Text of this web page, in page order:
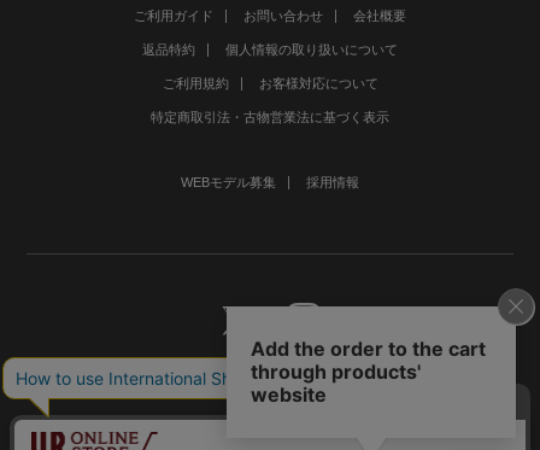
ご利用ガイド お問い合わせ 会社概要
返品特約 個人情報の取り扱いについて
ご利用規約 お客様対応について
特定商取引法・古物営業法に基づく表示
WEBモデル募集 採用情報